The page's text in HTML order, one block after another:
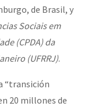
de Brasil, y
Sociais em
(CPDA) da
(UFRRJ).
“transición
20 millones de